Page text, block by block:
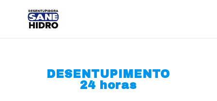
DESENTUPIMENTO
24 horas